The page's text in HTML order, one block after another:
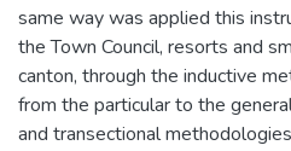
same way was applied this
the Town Council, resorts and
canton, through the inductive
from the particular to the
and transectional